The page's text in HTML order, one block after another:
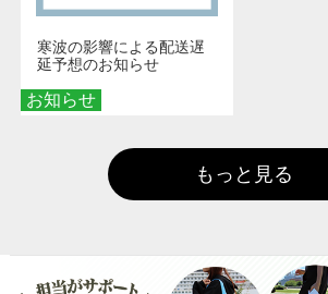
お知らせ
寒波の影響による配送遅
延予想のお知らせ
もっと見る